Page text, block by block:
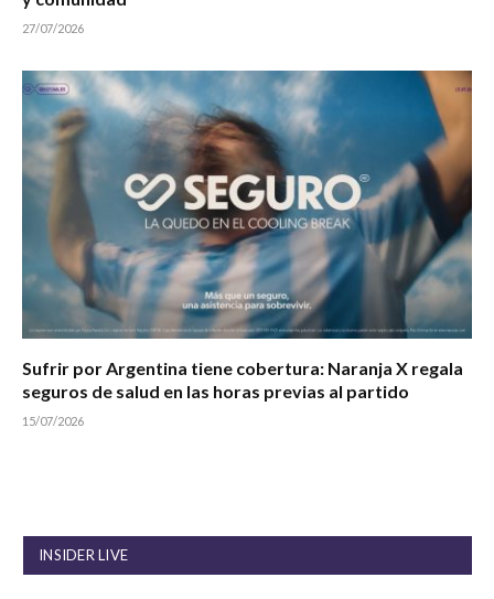
27/07/2026
Sufrir por Argentina tiene cobertura: Naranja X regala
seguros de salud en las horas previas al partido
15/07/2026
INSIDER LIVE